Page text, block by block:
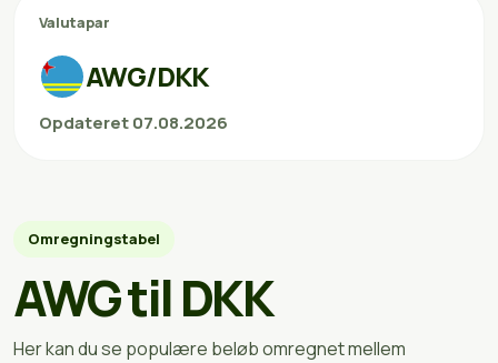
Valutapar
AWG/DKK
Opdateret 07.08.2026
Omregningstabel
AWG til DKK
Her kan du se populære beløb omregnet mellem